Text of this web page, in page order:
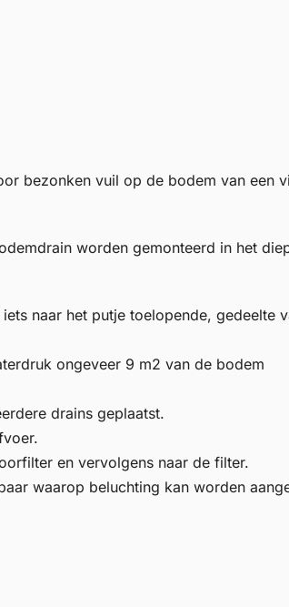
bezonken vuil op de bodem van een
worden gemonteerd in het
naar het putje toelopende, gedeelte
ongeveer 9 m2 van de bodem
drains geplaatst.
en vervolgens naar de filter.
waarop beluchting kan worden